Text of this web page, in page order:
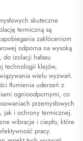
skuteczne
termiczną są
zakłóceniom
odporna na wysoką
izolacji hałasu
technologii klejów,
wielu wyzwań.
tłumienia uderzeń z
ognioodpornymi, co
przemysłowych
jak i ochrony termicznej.
wibracje i ciepło, które
pracy.